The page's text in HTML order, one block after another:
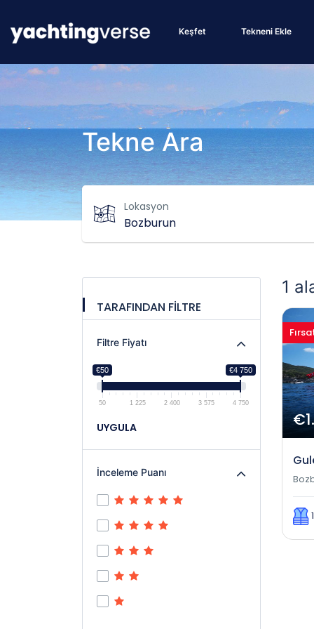
Keşfet Tekneni Ekle
Tekne Ara
Lokasyon
TARAFINDAN FİLTRE
Filtre Fiyatı
€50 €4 750
50 1 225 2 400 3 575 4 750
UYGULA
İnceleme Puanı
1